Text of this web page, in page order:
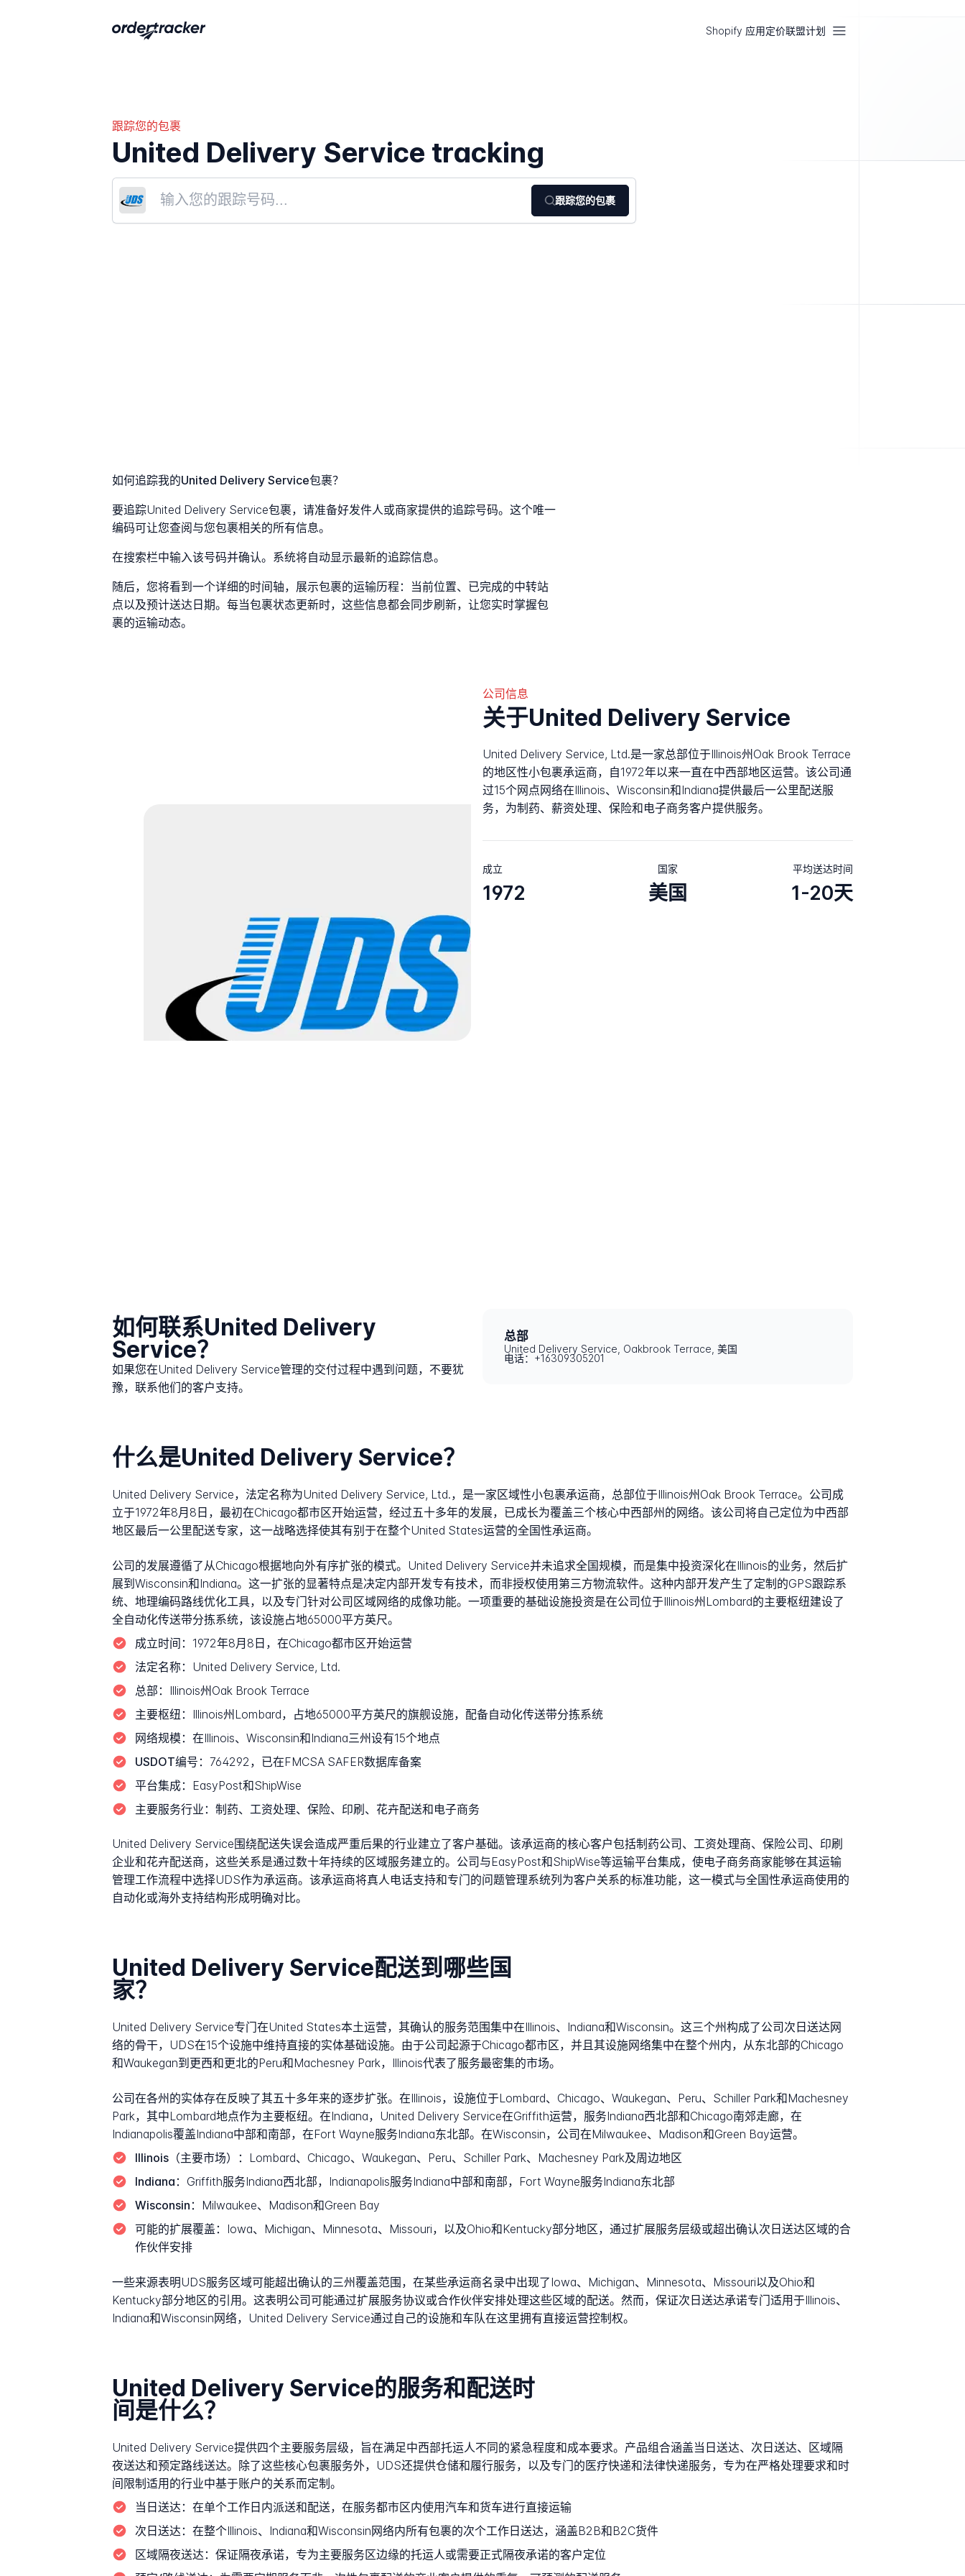
Shopify 应用定价联盟计划
跟踪您的包裹
United Delivery Service tracking
跟踪您的包裹
如何追踪我的United Delivery Service包裹？
要追踪United Delivery Service包裹，请准备好发件人或商家提供的追踪号码。这个唯一
编码可让您查阅与您包裹相关的所有信息。
在搜索栏中输入该号码并确认。系统将自动显示最新的追踪信息。
随后，您将看到一个详细的时间轴，展示包裹的运输历程：当前位置、已完成的中转站
点以及预计送达日期。每当包裹状态更新时，这些信息都会同步刷新，让您实时掌握包
裹的运输动态。
公司信息
关于United Delivery Service
United Delivery Service, Ltd.是一家总部位于Illinois州Oak Brook Terrace
的地区性小包裹承运商，自1972年以来一直在中西部地区运营。该公司通
过15个网点网络在Illinois、Wisconsin和Indiana提供最后一公里配送服
务，为制药、薪资处理、保险和电子商务客户提供服务。
成立
1972
国家
美国
平均送达时间
1-20天
如何联系United Delivery
Service？
如果您在United Delivery Service管理的交付过程中遇到问题，不要犹
豫，联系他们的客户支持。
总部
United Delivery Service, Oakbrook Terrace, 美国
电话：+16309305201
什么是United Delivery Service？
United Delivery Service，法定名称为United Delivery Service, Ltd.，是一家区域性小包裹承运商，总部位于Illinois州Oak Brook Terrace。公司成
立于1972年8月8日，最初在Chicago都市区开始运营，经过五十多年的发展，已成长为覆盖三个核心中西部州的网络。该公司将自己定位为中西部
地区最后一公里配送专家，这一战略选择使其有别于在整个United States运营的全国性承运商。
公司的发展遵循了从Chicago根据地向外有序扩张的模式。United Delivery Service并未追求全国规模，而是集中投资深化在Illinois的业务，然后扩
展到Wisconsin和Indiana。这一扩张的显著特点是决定内部开发专有技术，而非授权使用第三方物流软件。这种内部开发产生了定制的GPS跟踪系
统、地理编码路线优化工具，以及专门针对公司区域网络的成像功能。一项重要的基础设施投资是在公司位于Illinois州Lombard的主要枢纽建设了
全自动化传送带分拣系统，该设施占地65000平方英尺。
成立时间： 1972年8月8日，在Chicago都市区开始运营
法定名称：
United Delivery Service, Ltd.
总部：
Illinois州Oak Brook Terrace
主要枢纽：
Illinois州Lombard，占地65000平方英尺的旗舰设施，配备自动化传送带分拣系统
网络规模： 在Illinois、Wisconsin和Indiana三州设有15个地点
USDOT编号： 764292，已在FMCSA SAFER数据库备案
平台集成：
EasyPost和ShipWise
主要服务行业： 制药、工资处理、保险、印刷、花卉配送和电子商务
United Delivery Service围绕配送失误会造成严重后果的行业建立了客户基础。该承运商的核心客户包括制药公司、工资处理商、保险公司、印刷
企业和花卉配送商，这些关系是通过数十年持续的区域服务建立的。公司与EasyPost和ShipWise等运输平台集成，使电子商务商家能够在其运输
管理工作流程中选择UDS作为承运商。该承运商将真人电话支持和专门的问题管理系统列为客户关系的标准功能，这一模式与全国性承运商使用的
自动化或海外支持结构形成明确对比。
United Delivery Service配送到哪些国
家？
United Delivery Service专门在United States本土运营，其确认的服务范围集中在Illinois、Indiana和Wisconsin。这三个州构成了公司次日送达网
络的骨干，UDS在15个设施中维持直接的实体基础设施。由于公司起源于Chicago都市区，并且其设施网络集中在整个州内，从东北部的Chicago
和Waukegan到更西和更北的Peru和Machesney Park，Illinois代表了服务最密集的市场。
公司在各州的实体存在反映了其五十多年来的逐步扩张。在Illinois，设施位于Lombard、Chicago、Waukegan、Peru、Schiller Park和Machesney
Park，其中Lombard地点作为主要枢纽。在Indiana，United Delivery Service在Griffith运营，服务Indiana西北部和Chicago南郊走廊，在
Indianapolis覆盖Indiana中部和南部，在Fort Wayne服务Indiana东北部。在Wisconsin，公司在Milwaukee、Madison和Green Bay运营。
Illinois（主要市场）：
Lombard、Chicago、Waukegan、Peru、Schiller Park、Machesney Park及周边地区
Indiana： Griffith服务Indiana西北部，Indianapolis服务Indiana中部和南部，Fort Wayne服务Indiana东北部
Wisconsin：
Milwaukee、Madison和Green Bay
可能的扩展覆盖：
Iowa、Michigan、Minnesota、Missouri，以及Ohio和Kentucky部分地区，通过扩展服务层级或超出确认次日送达区域的合
作伙伴安排
一些来源表明UDS服务区域可能超出确认的三州覆盖范围，在某些承运商名录中出现了Iowa、Michigan、Minnesota、Missouri以及Ohio和
Kentucky部分地区的引用。这表明公司可能通过扩展服务协议或合作伙伴安排处理这些区域的配送。然而，保证次日送达承诺专门适用于Illinois、
Indiana和Wisconsin网络，United Delivery Service通过自己的设施和车队在这里拥有直接运营控制权。
United Delivery Service的服务和配送时
间是什么？
United Delivery Service提供四个主要服务层级，旨在满足中西部托运人不同的紧急程度和成本要求。产品组合涵盖当日送达、次日送达、区域隔
夜送达和预定路线送达。除了这些核心包裹服务外，UDS还提供仓储和履行服务，以及专门的医疗快递和法律快递服务，专为在严格处理要求和时
间限制适用的行业中基于账户的关系而定制。
当日送达： 在单个工作日内派送和配送，在服务都市区内使用汽车和货车进行直接运输
次日送达： 在整个Illinois、Indiana和Wisconsin网络内所有包裹的次个工作日送达，涵盖B2B和B2C货件
区域隔夜送达： 保证隔夜承诺，专为主要服务区边缘的托运人或需要正式隔夜承诺的客户定位